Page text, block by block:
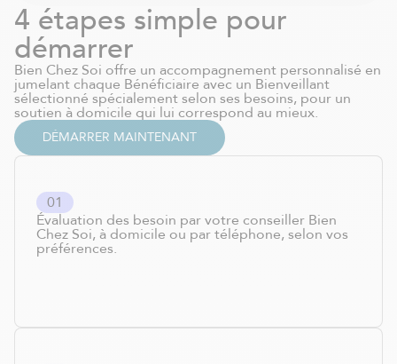
4 étapes simple pour
démarrer
Bien Chez Soi offre un accompagnement personnalisé en
jumelant chaque Bénéficiaire avec un Bienveillant
sélectionné spécialement selon ses besoins, pour un
soutien à domicile qui lui correspond au mieux.
DÉMARRER MAINTENANT
01
Évaluation des besoin par votre conseiller Bien
Chez Soi, à domicile ou par téléphone, selon vos
préférences.